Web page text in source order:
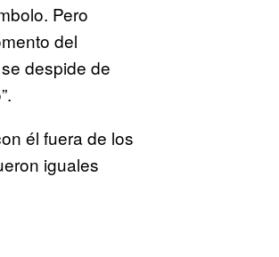
Pero
del
despide de
él fuera de los
iguales